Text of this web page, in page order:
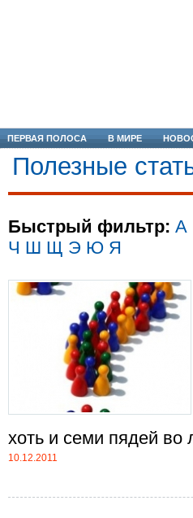
ПЕРВАЯ ПОЛОСА В МИРЕ
Полезные
Быстрый фильтр: А
Ч Ш Щ Э Ю Я
хоть и семи пядей во
10.12.2011